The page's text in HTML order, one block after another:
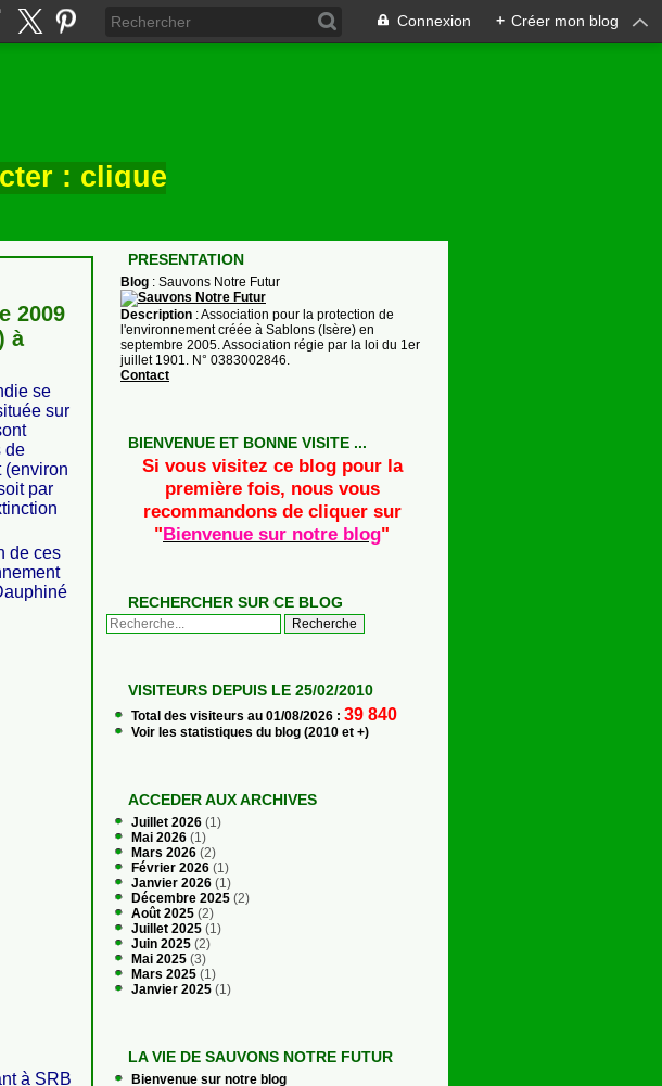
Connexion + Créer mon blog
: cliquez ici
2009
à
se
sur
de
(environ
par
de ces
à SRB
PRESENTATION
Blog : Sauvons Notre Futur
Description : Association pour la protection de
l'environnement créée à Sablons (Isère) en
septembre 2005. Association régie par la loi du 1er
juillet 1901. N° 0383002846.
Contact
BIENVENUE ET BONNE VISITE ...
Si vous visitez ce blog pour la
première fois, nous vous
recommandons de cliquer sur
"Bienvenue sur notre blog"
RECHERCHER SUR CE BLOG
VISITEURS DEPUIS LE 25/02/2010
Total des visiteurs au 01/08/2026 : 39 840
Voir les statistiques du blog (2010 et +)
ACCEDER AUX ARCHIVES
Juillet 2026 (1)
Mai 2026 (1)
Mars 2026 (2)
Février 2026 (1)
Janvier 2026 (1)
Décembre 2025 (2)
Août 2025 (2)
Juillet 2025 (1)
Juin 2025 (2)
Mai 2025 (3)
Mars 2025 (1)
Janvier 2025 (1)
LA VIE DE SAUVONS NOTRE FUTUR
Bienvenue sur notre blog